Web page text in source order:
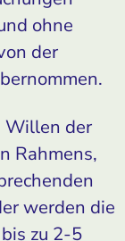
ohne
der
Willen der
Rahmens,
werden die
bis zu 2-5